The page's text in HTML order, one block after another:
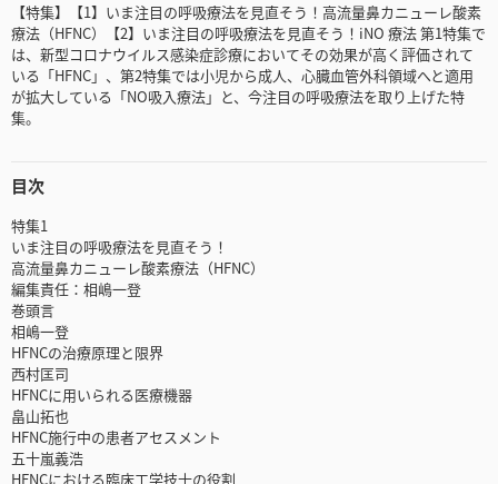
【特集】【1】いま注目の呼吸療法を見直そう！高流量鼻カニューレ酸素
療法（HFNC）【2】いま注目の呼吸療法を見直そう！iNO 療法 第1特集で
は、新型コロナウイルス感染症診療においてその効果が⾼く評価されて
いる「HFNC」、第2特集では小児から成人、心臓血管外科領域へと適用
が拡大している「NO吸入療法」と、今注目の呼吸療法を取り上げた特
集。
目次
特集1
いま注目の呼吸療法を見直そう！
高流量鼻カニューレ酸素療法（HFNC）
編集責任：相嶋一登
巻頭言
相嶋一登
HFNCの治療原理と限界
西村匡司
HFNCに用いられる医療機器
畠山拓也
HFNC施行中の患者アセスメント
五十嵐義浩
HFNCにおける臨床工学技士の役割